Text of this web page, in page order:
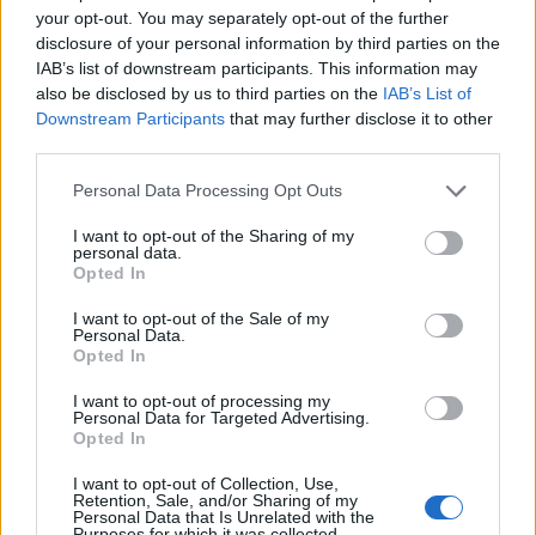
your opt-out. You may separately opt-out of the further
disclosure of your personal information by third parties on the
IAB’s list of downstream participants. This information may
also be disclosed by us to third parties on the IAB’s List of
Downstream Participants that may further disclose it to other
Personal Data Processing Opt Outs
I want to opt-out of the Sharing of my
personal data.
Opted In
I want to opt-out of the Sale of my
Personal Data.
Opted In
I want to opt-out of processing my
Personal Data for Targeted Advertising.
Opted In
I want to opt-out of Collection, Use,
Retention, Sale, and/or Sharing of my
Personal Data that Is Unrelated with the
Изкуствен интелект за първи път
създаде нови жизнеспособни вируси
07.08.2026 / 15:30